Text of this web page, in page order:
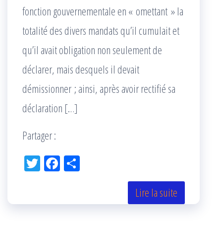
fonction gouvernementale en « omettant » la
totalité des divers mandats qu’il cumulait et
qu’il avait obligation non seulement de
déclarer, mais desquels il devait
démissionner ; ainsi, après avoir rectifié sa
déclaration […]
Partager :
Tw
itt
Fac
eb
k r
Lire la suite